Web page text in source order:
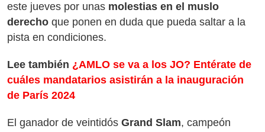
este jueves por unas molestias en el muslo
derecho que ponen en duda que pueda saltar a la
pista en condiciones.
Lee también ¿AMLO se va a los JO? Entérate de
cuáles mandatarios asistirán a la inauguración
de París 2024
El ganador de veintidós Grand Slam, campeón